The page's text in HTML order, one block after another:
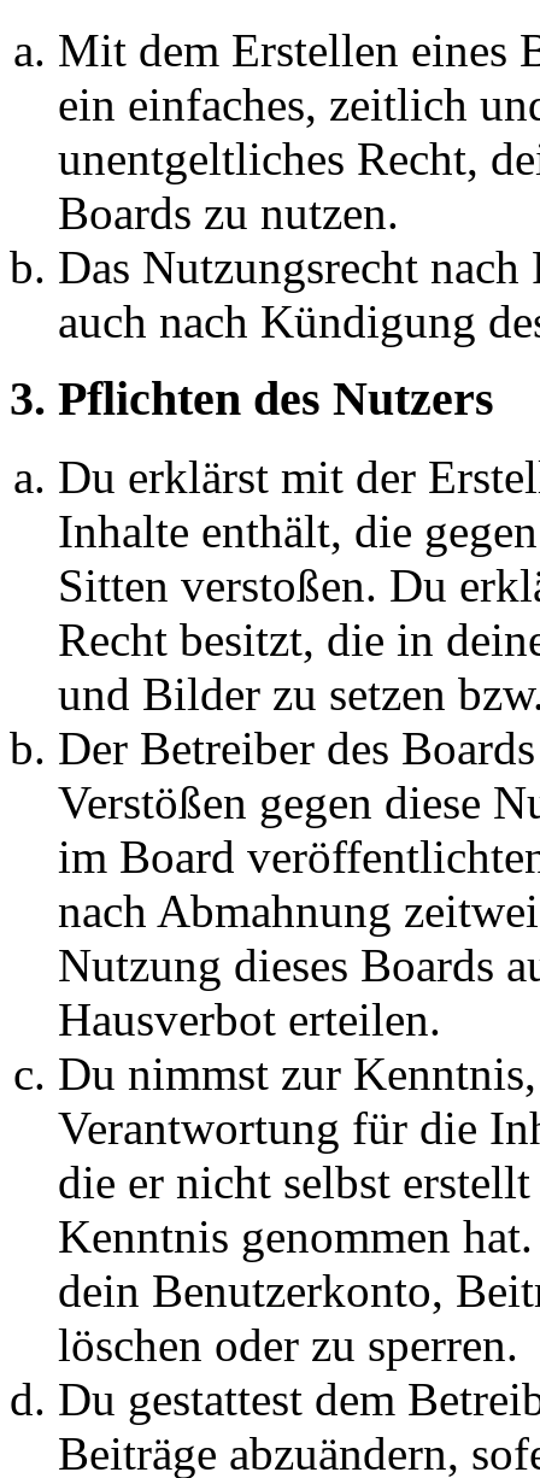
Mit dem Erstellen eines
ein einfaches, zeitlich
unentgeltliches Recht,
Boards zu nutzen.
Das Nutzungsrecht
auch nach Kündigung
3. Pflichten des Nutzers
Du erklärst mit der
Inhalte enthält, die
Sitten verstoßen. Du
Recht besitzt, die in
und Bilder zu setzen
Der Betreiber des
Verstößen gegen diese
im Board
nach Abmahnung
Nutzung dieses Boards
Hausverbot erteilen.
Du nimmst zur
Verantwortung für die
die er nicht selbst
Kenntnis genommen
dein Benutzerkonto,
löschen oder zu sperren.
Du gestattest dem
Beiträge abzuändern,